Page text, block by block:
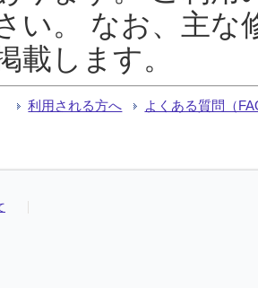
い。 なお、主な
載します。
利用される方へ よくある質問（